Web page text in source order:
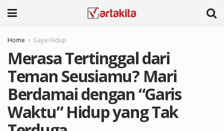
Home Gaya Hidup
Merasa Tertinggal dari
Teman Seusiamu? Mari
Berdamai dengan “Garis
Waktu” Hidup yang Tak